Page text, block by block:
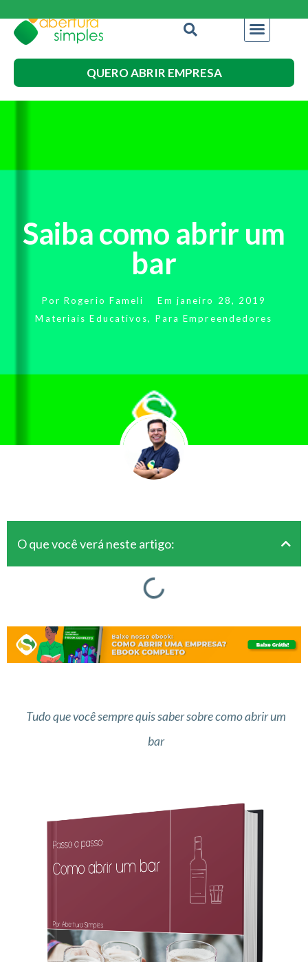
QUERO ABRIR EMPRESA
Saiba como abrir um
bar
Por Rogerio Fameli Em janeiro 28, 2019
Materiais Educativos, Para Empreendedores
O que você verá neste artigo:
Tudo que você sempre quis saber sobre como abrir um
bar